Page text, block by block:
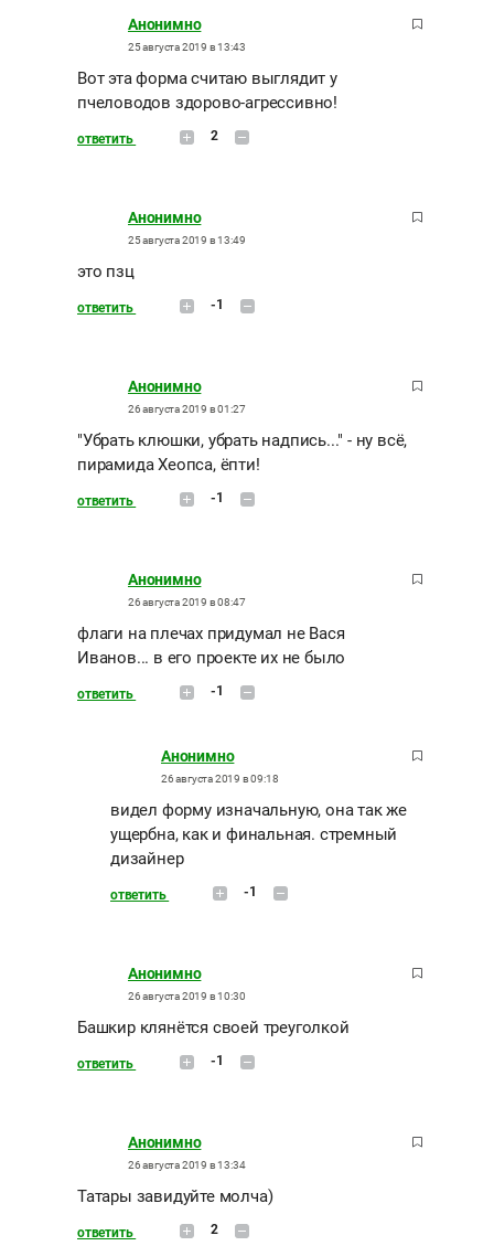
Анонимно
25 августа 2019 в 13:43
Вот эта форма считаю выглядит у
пчеловодов здорово-агрессивно!
ответить 2
Анонимно
25 августа 2019 в 13:49
это пзц
ответить -1
Анонимно
26 августа 2019 в 01:27
"Убрать клюшки, убрать надпись..." - ну всё,
пирамида Хеопса, ёпти!
ответить -1
Анонимно
26 августа 2019 в 08:47
флаги на плечах придумал не Вася
Иванов... в его проекте их не было
ответить -1
Анонимно
26 августа 2019 в 09:18
видел форму изначальную, она так же
ущербна, как и финальная. стремный
дизайнер
ответить -1
Анонимно
26 августа 2019 в 10:30
Башкир клянётся своей треуголкой
ответить -1
Анонимно
26 августа 2019 в 13:34
Татары завидуйте молча)
ответить 2